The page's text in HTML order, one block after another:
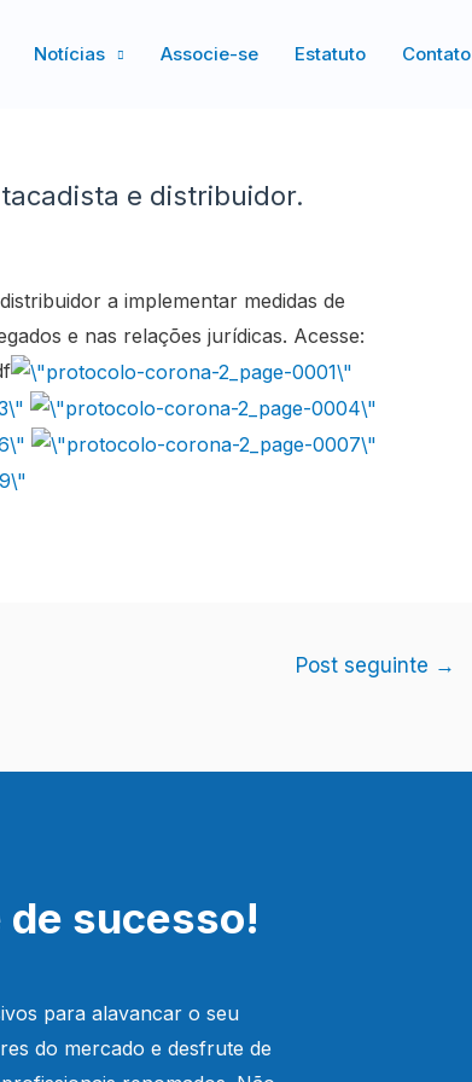
Notícias Associe-se Estatuto Contato
e distribuidor.
a implementar medidas de
e nas relações jurídicas. Acesse:
Post seguinte →
de sucesso!
para alavancar o seu
do mercado e desfrute de